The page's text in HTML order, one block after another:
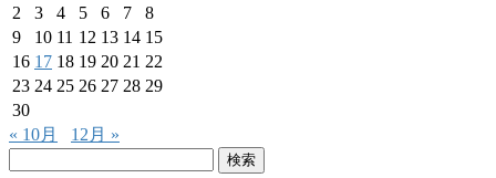
2
3 4 5 6 7
8
9
10 11 12 13 14 15
16 17 18 19 20 21 22
23 24 25 26 27 28 29
30
« 10月
12月 »